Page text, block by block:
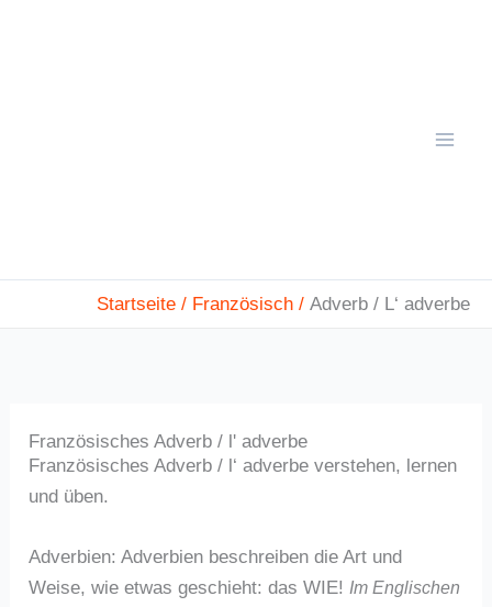
Startseite Französisch Adverb / L‘ adverbe
Französisches Adverb / l' adverbe
Französisches Adverb / l‘ adverbe verstehen, lernen
und üben.
Adverbien: Adverbien beschreiben die Art und
Weise, wie etwas geschieht: das WIE! Im Englischen